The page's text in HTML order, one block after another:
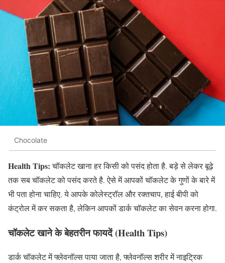
Chocolate
Health Tips:चॉकलेट खाना हर किसी को पसंद होता है. बड़े से लेकर बूढ़े
तक सब चॉकलेट को पसंद करते है. ऐसे में आपकों चॉकलेट के गुणों के बारे में
भी पता होना चाहिए. ये आपके कोलेस्ट्रॉल और रक्तचाप, हाई बीपी को
कंट्रोल में कर सकता है, लेकिन आपकों डार्क चॉकलेट का सेवन करना होगा.
चॉकलेट खाने के बेहतरीन फायदें (Health Tips)
डार्क चॉकलेट में फ्लेवनॉल्स पाया जाता है, फ्लेवनॉल्स शरीर में नाइट्रिक